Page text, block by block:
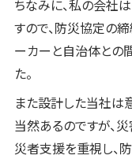
ちなみに、私の会社
すので、防災協定の
ーカーと自治体との
た。
また設計した当社は
当然あるのですが、
災者支援を重視し、